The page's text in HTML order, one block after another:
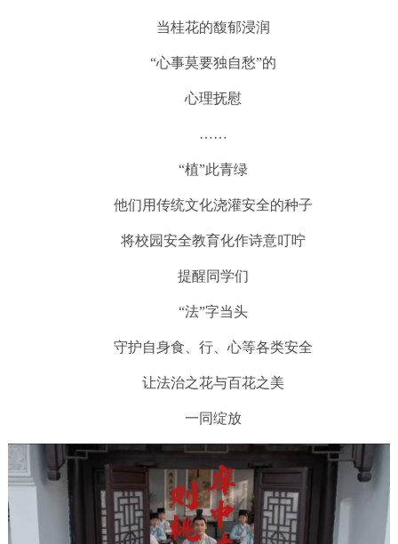
当桂花的馥郁浸润
“心事莫要独自愁”的
心理抚慰
……
“植”此青绿
他们用传统文化浇灌安全的种子
将校园安全教育化作诗意叮咛
提醒同学们
“法”字当头
守护自身食、行、心等各类安全
让法治之花与百花之美
一同绽放